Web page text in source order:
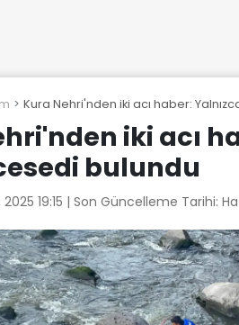
Kura Nehri'nden iki acı haber:
iki acı
bulundu
19:15 | Son Güncelleme Tarihi: